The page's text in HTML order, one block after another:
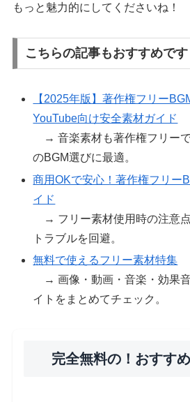
もっと魅力的にしてくださいね！
こちらの記事もおすすめです
【2025年版】著作権フリー
YouTube向け安全素材ガイド
→ 音楽素材も著作権フリー
のBGM選びに最適。
商用OKで安心！著作権フリー
イド
→ フリー素材使用時の注意
トラブルを回避。
無料で使えるフリー素材特集
→ 画像・動画・音楽・効果
イトをまとめてチェック。
完全無料の！おすす